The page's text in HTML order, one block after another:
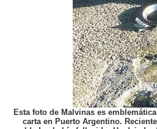
Esta foto de Malvinas es
carta en Puerto Argentino.